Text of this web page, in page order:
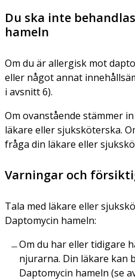
Du ska inte
hameln
Om du är allergisk mot
eller något annat
i avsnitt 6).
Om ovanstående stämmer
läkare eller sjuksköterska.
fråga din läkare eller
Varningar och
Tala med läkare eller
Daptomycin hameln:
Om du har eller tidigare
njurarna. Din läkare kan
Daptomycin hameln (se